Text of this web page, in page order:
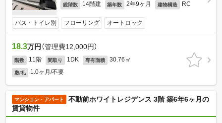
総階数 14階建 築年数 2年9ヶ月 建物構造 RC
バス・トイレ別 フローリング オートロック
18.3万円 （管理費12,000円）
階数 11階 間取り 1DK 専有面積 30.76㎡
敷/礼 1.0ヶ月/不要
マンション・アパート
不動前ホワイトレジデンス 3階 築6年6ヶ月の
賃貸物件